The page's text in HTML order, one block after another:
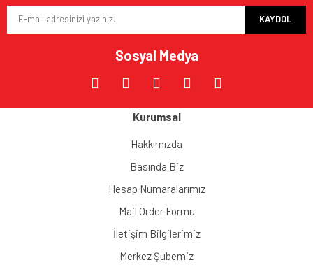
KAYDOL
Sosyal Medya
Kurumsal
Hakkımızda
Basında Biz
Hesap Numaralarımız
Mail Order Formu
İletişim Bilgilerimiz
Merkez Şubemiz